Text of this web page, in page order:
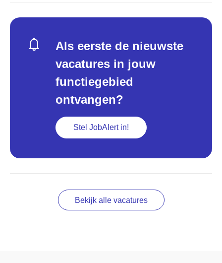
Als eerste de nieuwste
vacatures in jouw
functiegebied
ontvangen?
Stel JobAlert in!
Bekijk alle vacatures